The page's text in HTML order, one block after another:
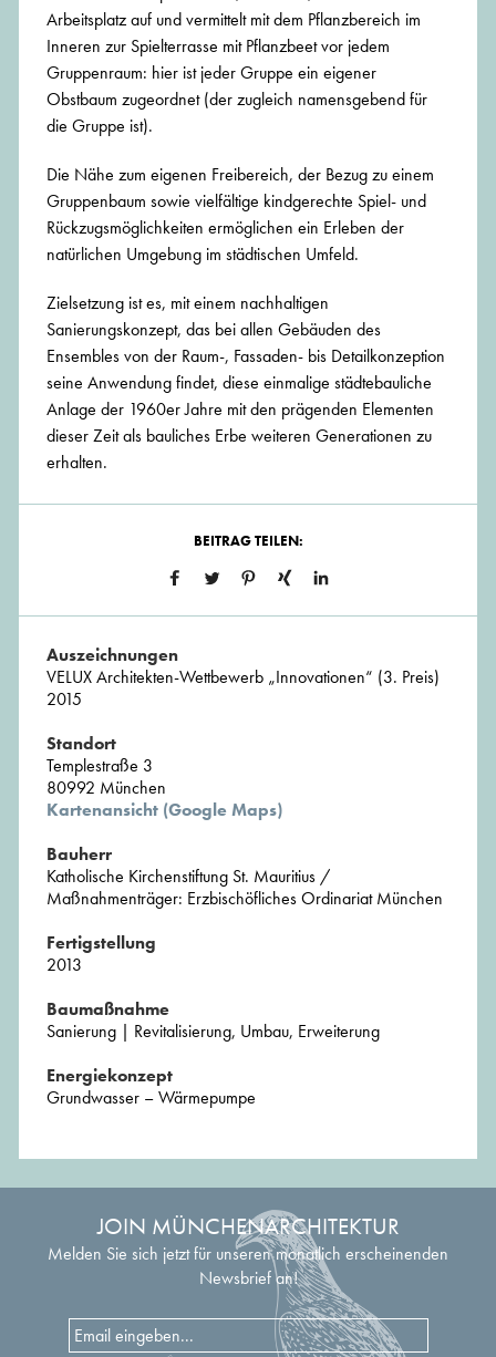
Arbeitsplatz auf und vermittelt mit dem Pflanzbereich im
Inneren zur Spielterrasse mit Pflanzbeet vor jedem
Gruppenraum: hier ist jeder Gruppe ein eigener
Obstbaum zugeordnet (der zugleich namensgebend für
die Gruppe ist).
Die Nähe zum eigenen Freibereich, der Bezug zu einem
Gruppenbaum sowie vielfältige kindgerechte Spiel- und
Rückzugsmöglichkeiten ermöglichen ein Erleben der
natürlichen Umgebung im städtischen Umfeld.
Zielsetzung ist es, mit einem nachhaltigen
Sanierungskonzept, das bei allen Gebäuden des
Ensembles von der Raum-, Fassaden- bis Detailkonzeption
seine Anwendung findet, diese einmalige städtebauliche
Anlage der 1960er Jahre mit den prägenden Elementen
dieser Zeit als bauliches Erbe weiteren Generationen zu
erhalten.
BEITRAG TEILEN:
Auszeichnungen
VELUX Architekten-Wettbewerb „Innovationen“ (3. Preis)
2015
Standort
Templestraße 3
80992 München
Kartenansicht (Google Maps)
Bauherr
Katholische Kirchenstiftung St. Mauritius /
Maßnahmenträger: Erzbischöfliches Ordinariat München
Fertigstellung
2013
Baumaßnahme
Sanierung | Revitalisierung, Umbau, Erweiterung
Energiekonzept
Grundwasser – Wärmepumpe
JOIN MÜNCHENARCHITEKTUR
Melden Sie sich jetzt für unseren monatlich erscheinenden
Newsbrief an!